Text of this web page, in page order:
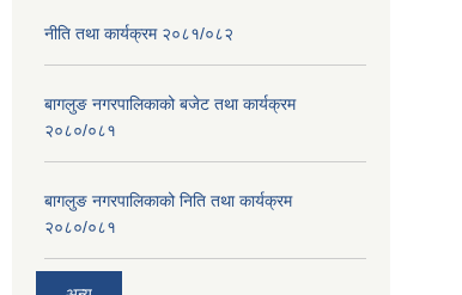
नीति तथा कार्यक्रम २०८१/०८२
बागलुङ नगरपालिकाको बजेट तथा कार्यक्रम
२०८०/०८१
बागलुङ नगरपालिकाको निति तथा कार्यक्रम
२०८०/०८१